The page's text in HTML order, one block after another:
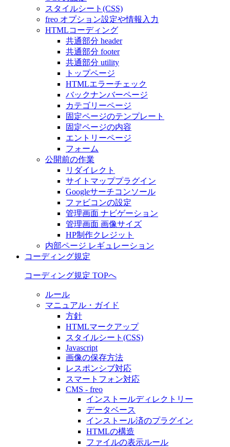
スタイルシート(CSS)
freo オプション設定や情報入力
HTMLコーディング
共通部分 header
共通部分 footer
共通部分 utility
トップページ
HTMLエラーチェック
バックナンバーページ
カテゴリーページ
固定ページのテンプレート
固定ページの内容
エントリーページ
フォーム
公開前の作業
リダイレクト
サイトマッププラグイン
Googleサーチコンソール
ファビコンの設定
管理画面 ナビゲーション
管理画面 画像サイズ
HP制作クレジット
内部ページ レギュレーション
コーディング規定
コーディング規定 TOPへ
ルール
マニュアル・ガイド
方針
HTMLマークアップ
スタイルシート(CSS)
Javascript
画像の保存方法
レスポンシブ対応
スマートフォン対応
CMS - freo
インストールディレクトリー
データベース
インストール済のプラグイン
HTMLの構造
ファイルの表示ルール